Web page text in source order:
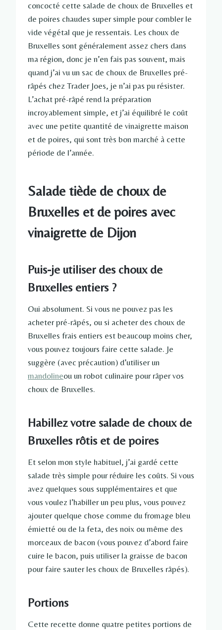
concocté cette salade de choux de Bruxelles et
de poires chaudes super simple pour combler le
vide végétal que je ressentais. Les choux de
Bruxelles sont généralement assez chers dans
ma région, donc je n’en fais pas souvent, mais
quand j’ai vu un sac de choux de Bruxelles pré-
râpés chez Trader Joes, je n’ai pas pu résister.
L’achat pré-râpé rend la préparation
incroyablement simple, et j’ai équilibré le coût
avec une petite quantité de vinaigrette maison
et de poires, qui sont très bon marché à cette
période de l’année.
Salade tiède de choux de
Bruxelles et de poires avec
vinaigrette de Dijon
Puis-je utiliser des choux de
Bruxelles entiers ?
Oui absolument. Si vous ne pouvez pas les
acheter pré-râpés, ou si acheter des choux de
Bruxelles frais entiers est beaucoup moins cher,
vous pouvez toujours faire cette salade. Je
suggère (avec précaution) d’utiliser un
mandolineou un robot culinaire pour râper vos
choux de Bruxelles.
Habillez votre salade de choux de
Bruxelles rôtis et de poires
Et selon mon style habituel, j’ai gardé cette
salade très simple pour réduire les coûts. Si vous
avez quelques sous supplémentaires et que
vous voulez l’habiller un peu plus, vous pouvez
ajouter quelque chose comme du fromage bleu
émietté ou de la feta, des noix ou même des
morceaux de bacon (vous pouvez d’abord faire
cuire le bacon, puis utiliser la graisse de bacon
pour faire sauter les choux de Bruxelles râpés).
Portions
Cette recette donne quatre petites portions de